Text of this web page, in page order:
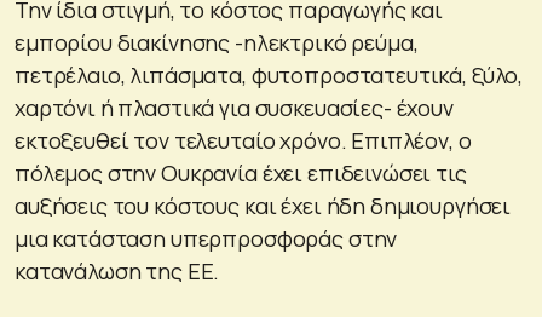
Την ίδια στιγμή, το κόστος παραγωγής και
εμπορίου διακίνησης -ηλεκτρικό ρεύμα,
πετρέλαιο, λιπάσματα, φυτοπροστατευτικά, ξύλο,
χαρτόνι ή πλαστικά για συσκευασίες- έχουν
εκτοξευθεί τον τελευταίο χρόνο. Επιπλέον, ο
πόλεμος στην Ουκρανία έχει επιδεινώσει τις
αυξήσεις του κόστους και έχει ήδη δημιουργήσει
μια κατάσταση υπερπροσφοράς στην
κατανάλωση της ΕΕ.